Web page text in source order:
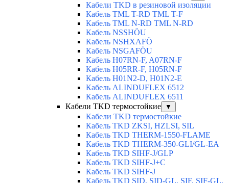
Кабели TKD в резиновой изоляции
Кабель TML T-RD TML T-F
Кабель TML N-RD TML N-RD
Кабель NSSHÖU
Кабель NSHXAFÖ
Кабель NSGAFÖU
Кабель H07RN-F, A07RN-F
Кабель H05RR-F, H05RN-F
Кабель H01N2-D, H01N2-E
Кабель ALINDUFLEX 6512
Кабель ALINDUFLEX 6511
Кабели TKD термостойкие
▼
Кабели TKD термостойкие
Кабель TKD ZKSI, HZLSI, SIL
Кабель TKD THERM-1550-FLAME
Кабель TKD THERM-350-GLI/GL-EA
Кабель TKD SIHF-J/GLP
Кабель TKD SIHF-J+C
Кабель TKD SIHF-J
Кабель TKD SID, SID-GL, SIF, SIF-GL,